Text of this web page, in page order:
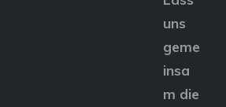
uns
geme
insa
m die